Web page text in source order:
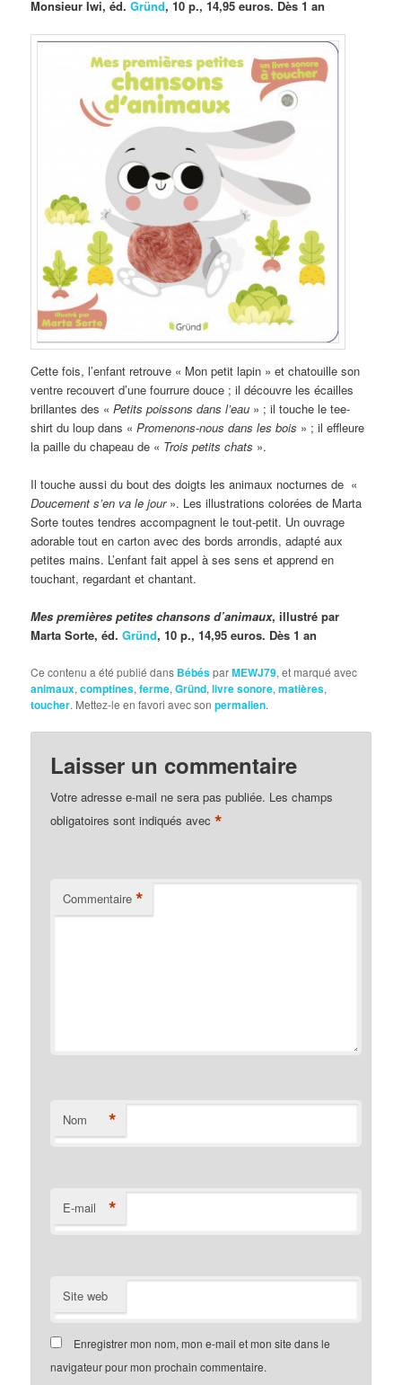
Monsieur Iwi, éd.Gründ, 10 p., 14,95 euros. Dès 1 an
Cette fois, l’enfant retrouve « Mon petit lapin » et chatouille son
ventre recouvert d’une fourrure douce ; il découvre les écailles
brillantes des «Petits poissons dans l’eau » ; il touche le tee-
shirt du loup dans «Promenons-nous dans les bois » ; il effleure
la paille du chapeau de « Trois petits chats ».
Il touche aussi du bout des doigts les animaux nocturnes de «
Doucement s’en va le jour». Les illustrations colorées de Marta
Sorte toutes tendres accompagnent le tout-petit. Un ouvrage
adorable tout en carton avec des bords arrondis, adapté aux
petites mains. L’enfant fait appel à ses sens et apprend en
touchant, regardant et chantant.
Mes premières petites chansons d’animaux, illustré par
Marta Sorte, éd.Gründ, 10 p., 14,95 euros. Dès 1 an
Ce contenu a été publié dans BébésparMEWJ79, et marqué avec
animaux,comptines,ferme,Gründ,livre sonore,matières,
toucher. Mettez-le en favori avec sonpermalien.
Laisser un commentaire
Votre adresse e-mail ne sera pas publiée. Les champs
obligatoires sont indiqués avec*
Commentaire *
Nom *
E-mail *
Site web
Enregistrer mon nom, mon e-mail et mon site dans le
navigateur pour mon prochain commentaire.